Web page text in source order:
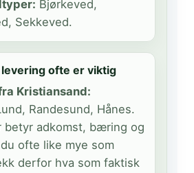
Bjørkeved,
Sekkeved.
ofte er viktig
Kristiansand:
Randesund, Hånes.
betyr adkomst, bæring og
ofte like mye som
derfor hva som faktisk